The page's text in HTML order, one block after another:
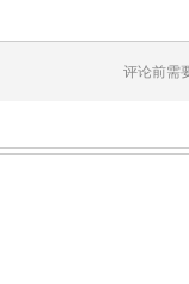
评论前需